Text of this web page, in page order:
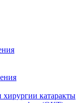
катаракты